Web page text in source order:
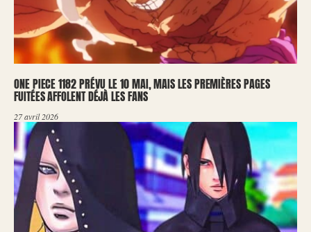
ONE PIECE 1182 PRÉVU LE 10 MAI, MAIS LES PREMIÈRES PAGES
FUITÉES AFFOLENT DÉJÀ LES FANS
27 avril 2026